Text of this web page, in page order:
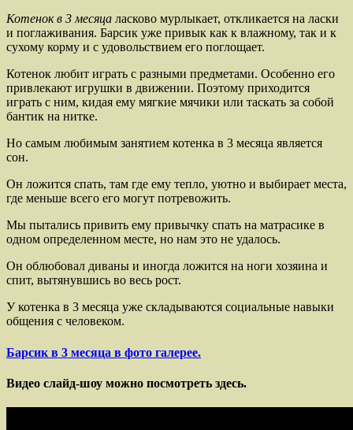
Котенок в 3 месяца ласково мурлыкает, откликается на ласки
и поглаживания. Барсик уже привык как к влажному, так и к
сухому корму и с удовольствием его поглощает.
Котенок любит играть с разными предметами. Особенно его
привлекают игрушки в движении. Поэтому приходится
играть с ним, кидая ему мягкие мячики или таскать за собой
бантик на нитке.
Но самым любимым занятием котенка в 3 месяца является
сон.
Он ложится спать, там где ему тепло, уютно и выбирает места,
где меньше всего его могут потревожить.
Мы пытались привить ему привычку спать на матрасике в
одном определенном месте, но нам это не удалось.
Он облюбовал диваны и иногда ложится на ноги хозяина и
спит, вытянувшись во весь рост.
У котенка в 3 месяца уже складываются социальные навыки
общения с человеком.
Барсик в 3 месяца в фото галерее.
Видео слайд-шоу можно посмотреть здесь.